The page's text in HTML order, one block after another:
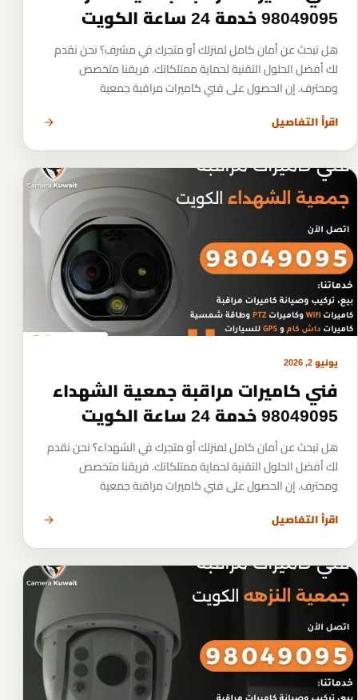
98049095 خدمة 24 ساعة الكويت
هل تبحث عن أمان كامل لمنزلك أو متجرك في مشرف؟ نحن نقدم
لك أفضل الحلول التقنية لحماية ممتلكاتك. فريقنا متخصص
ومحترف. إن الحصول على فني كاميرات مراقبة جمعية
اقرأ التفاصيل
يونيو 2, 2026
فني كاميرات مراقبة جمعية الشهداء
98049095 خدمة 24 ساعة الكويت
هل تبحث عن أمان كامل لمنزلك أو متجرك في الشهداء؟ نحن نقدم
لك أفضل الحلول التقنية لحماية ممتلكاتك. فريقنا متخصص
ومحترف. إن الحصول على فني كاميرات مراقبة جمعية
اقرأ التفاصيل